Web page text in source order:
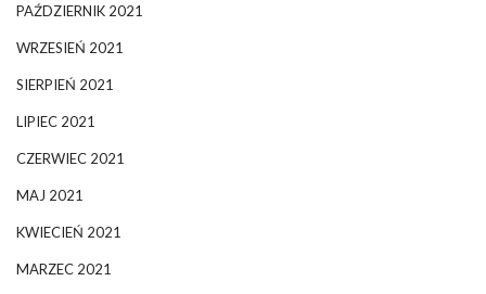
PAŹDZIERNIK 2021
WRZESIEŃ 2021
SIERPIEŃ 2021
LIPIEC 2021
CZERWIEC 2021
MAJ 2021
KWIECIEŃ 2021
MARZEC 2021